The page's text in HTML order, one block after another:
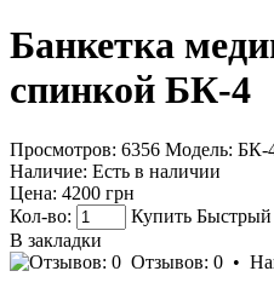
Банкетка
спинкой БК-4
Просмотров: 6356 Модель: БК-
Наличие: Есть в наличии
Цена: 4200 грн
Кол-во:
Купить Быстрый
В закладки
Отзывов: 0 •